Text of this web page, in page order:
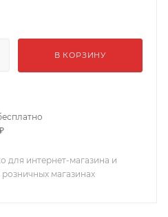
В КОРЗИНУ
для интернет-магазина и
магазинах